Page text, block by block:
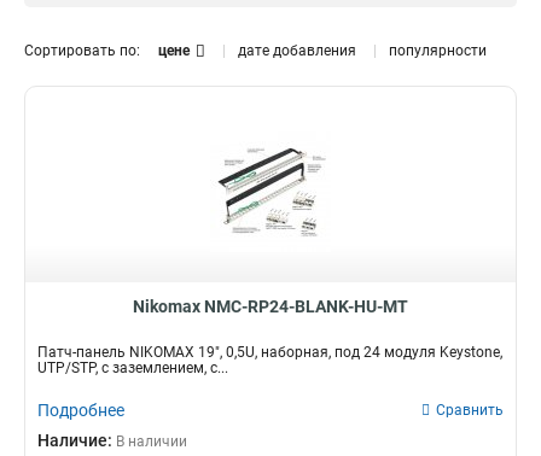
Исполнение Заземление
Кол-во модулей
48
24 16
Черный 14
Серия
Стандарт
Сортировать по: цене дате добавления популярности
Nikomax NMC-RP24-BLANK-HU-MT
Патч-панель NIKOMAX 19", 0,5U, наборная, под 24 модуля Keystone,
UTP/STP, с заземлением, с...
Подробнее Сравнить
Наличие: В наличии